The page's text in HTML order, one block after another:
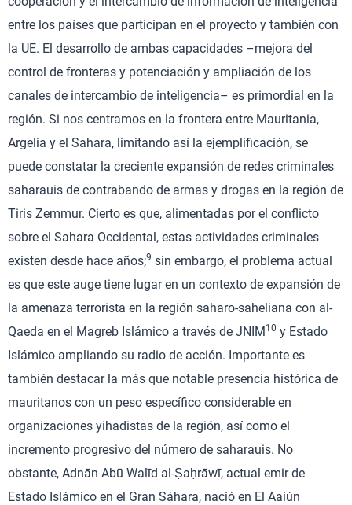
entre los países que participan en el proyecto y también con
la UE. El desarrollo de ambas capacidades –mejora del
control de fronteras y potenciación y ampliación de los
canales de intercambio de inteligencia– es primordial en la
región. Si nos centramos en la frontera entre Mauritania,
Argelia y el Sahara, limitando así la ejemplificación, se
puede constatar la creciente expansión de redes criminales
saharauis de contrabando de armas y drogas en la región de
Tiris Zemmur. Cierto es que, alimentadas por el conflicto
sobre el Sahara Occidental, estas actividades criminales
existen desde hace años;9 sin embargo, el problema actual
es que este auge tiene lugar en un contexto de expansión de
la amenaza terrorista en la región saharo-saheliana con al-
Qaeda en el Magreb Islámico a través de JNIM10 y Estado
Islámico ampliando su radio de acción. Importante es
también destacar la más que notable presencia histórica de
mauritanos con un peso específico considerable en
organizaciones yihadistas de la región, así como el
incremento progresivo del número de saharauis. No
obstante, Adnān Abū Walīd al-Ṣaḥrāwī, actual emir de
Estado Islámico en el Gran Sáhara, nació en El Aaiún